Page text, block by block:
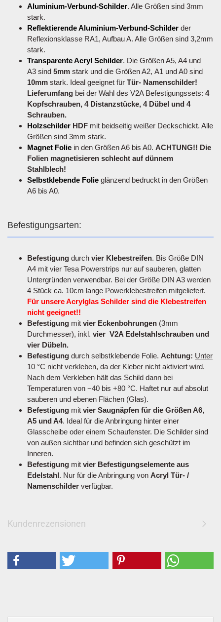
Aluminium-Verbund-Schilder. Alle Größen sind 3mm
stark.
Reflektierende Aluminium-Verbund-Schilder der
Reflexionsklasse RA1, Aufbau A. Alle Größen sind 3,2mm
stark.
Transparente Acryl Schilder. Die Größen A5, A4 und
A3 sind 5mm stark und die Größen A2, A1 und A0 sind
10mm stark. Ideal geeignet für Tür- Namenschilder!
Lieferumfang bei der Wahl des V2A Befestigungssets: 4
Kopfschrauben, 4 Distanzstücke, 4 Dübel und 4
Schrauben.
Holzschilder HDF mit beidseitig weißer Deckschickt. Alle
Größen sind 3mm stark.
Magnet Folie in den Größen A6 bis A0. ACHTUNG!! Die
Folien magnetisieren schlecht auf dünnem
Stahlblech!
Selbstklebende Folie glänzend bedruckt in den Größen
A6 bis A0.
Befestigungsarten:
Befestigung durch vier Klebestreifen. Bis Größe DIN
A4 mit vier Tesa Powerstrips nur auf sauberen, glatten
Untergründen verwendbar. Bei der Größe DIN A3 werden
4 Stück ca. 10cm lange Powerklebestreifen mitgeliefert.
Für unsere Acrylglas Schilder sind die Klebestreifen
nicht geeignet!!
Befestigung mit vier Eckenbohrungen (3mm
Durchmesser), inkl. vier V2A Edelstahlschrauben und
vier Dübeln.
Befestigung durch selbstklebende Folie. Achtung: Unter
10 °C nicht verkleben, da der Kleber nicht aktiviert wird.
Nach dem Verkleben hält das Schild dann bei
Temperaturen von −40 bis +80 °C. Haftet nur auf absolut
sauberen und ebenen Flächen (Glas).
Befestigung mit vier Saugnäpfen für die Größen A6,
A5 und A4. Ideal für die Anbringung hinter einer
Glasscheibe oder einem Schaufenster. Die Schilder sind
von außen sichtbar und befinden sich geschützt im
Inneren.
Befestigung mit vier Befestigungselemente aus
Edelstahl. Nur für die Anbringung von Acryl Tür- /
Namenschilder verfügbar.
Kundenrezensionen